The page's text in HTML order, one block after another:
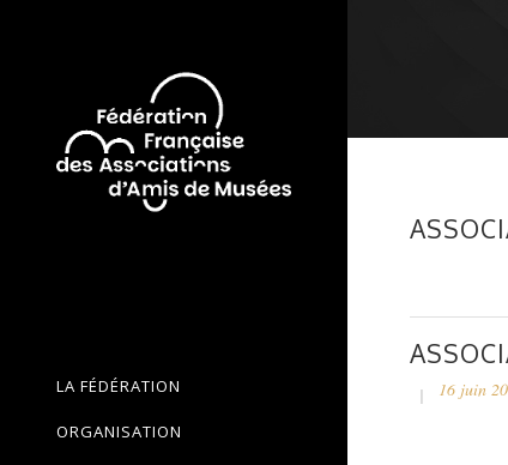
LA FÉDÉRATION
ORGANISATION
16 juin